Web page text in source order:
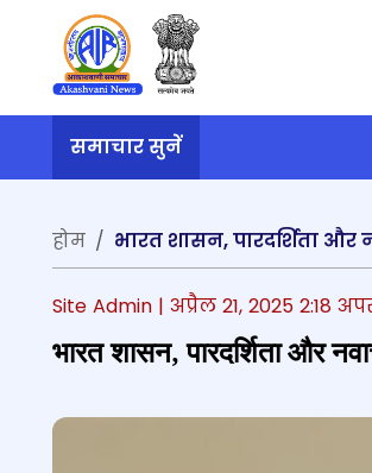
समाचार सुनें
होम
भारत शासन, पारदर्शिता और
Site Admin | अप्रैल 21, 2025 2:18
भारत शासन, पारदर्शिता और